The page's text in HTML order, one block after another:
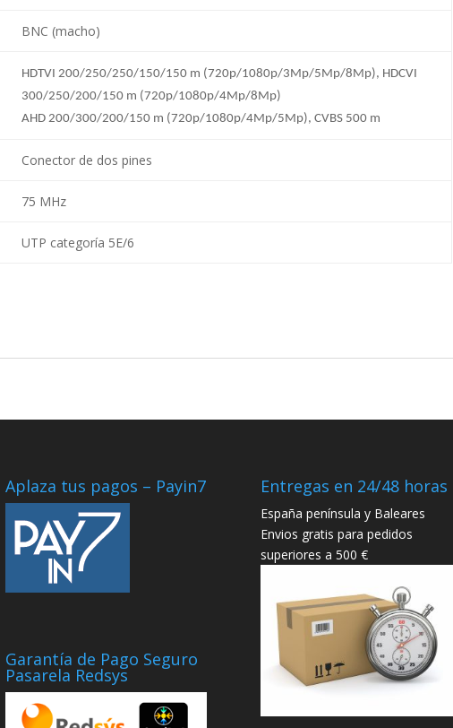
BNC (macho)
HDTVI 200/250/250/150/150 m (720p/1080p/3Mp/5Mp/8Mp), HDCVI
300/250/200/150 m (720p/1080p/4Mp/8Mp)
AHD 200/300/200/150 m (720p/1080p/4Mp/5Mp), CVBS 500 m
Conector de dos pines
75 MHz
UTP categoría 5E/6
Aplaza tus pagos – Payin7
Garantía de Pago Seguro
Pasarela Redsys
Entregas en 24/48 horas
España península y Baleares
Envios gratis para pedidos
superiores a 500 €